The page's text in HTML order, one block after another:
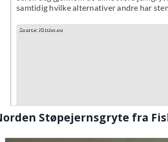
Støpejernsgryte fra